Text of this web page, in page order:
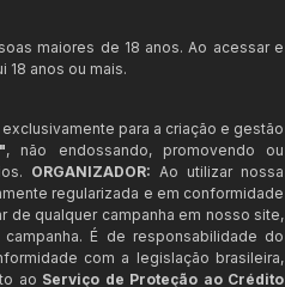
maiores de 18 anos. Ao acessar e
anos ou mais.
para a criação e gestão
, não endossando, promovendo ou
ORGANIZADOR: Ao utilizar nossa
regularizada e em conformidade
de qualquer campanha em nosso site,
É de responsabilidade do
com a legislação brasileira,
ao Serviço de Proteção ao Crédito